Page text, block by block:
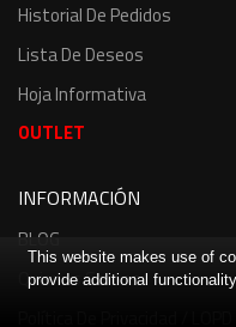
Historial De Pedidos
Lista De Deseos
Hoja Informativa
OUTLET
INFORMACIÓN
BLOG
Quienes Somos
This website makes use of
provide additional